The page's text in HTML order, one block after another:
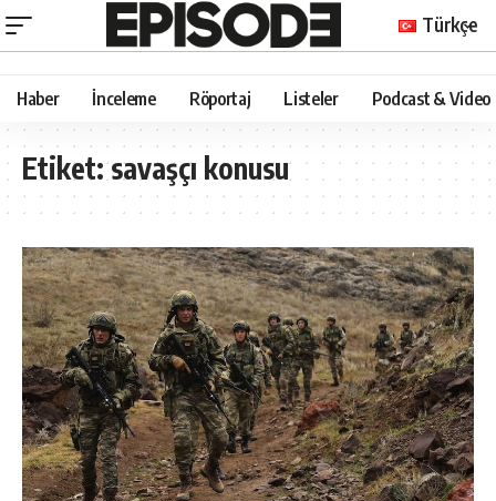
Türkçe
Haber İnceleme Röportaj Listeler Podcast & Video
Etiket:savaşçı konusu